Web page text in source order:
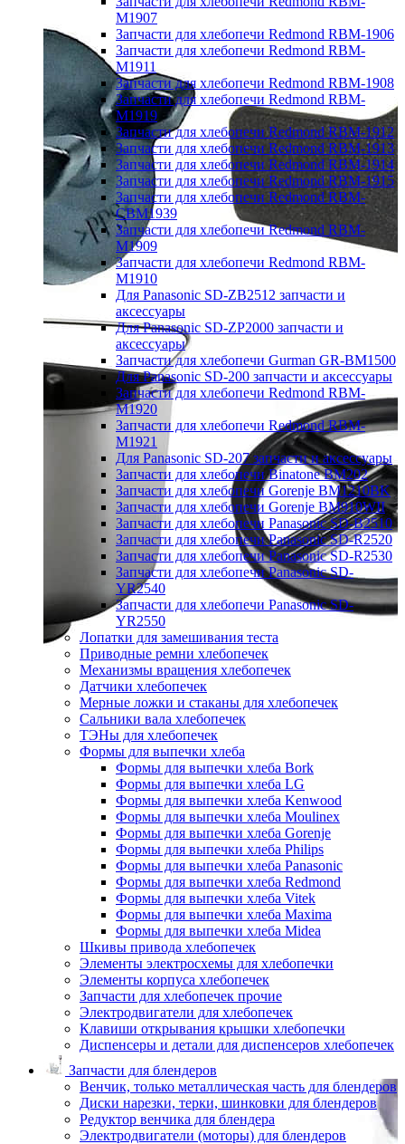
M1907
Запчасти для хлебопечи Redmond RBM-1906
Запчасти для хлебопечи Redmond RBM-
M1911
Запчасти для хлебопечи Redmond RBM-1908
Запчасти для хлебопечи Redmond RBM-
M1919
Запчасти для хлебопечи Redmond RBM-1912
Запчасти для хлебопечи Redmond RBM-1913
Запчасти для хлебопечи Redmond RBM-1914
Запчасти для хлебопечи Redmond RBM-1915
Запчасти для хлебопечи Redmond RBM-
CBM1939
Запчасти для хлебопечи Redmond RBM-
M1909
Запчасти для хлебопечи Redmond RBM-
M1910
Для Panasonic SD-ZB2512 запчасти и
аксессуары
Для Panasonic SD-ZP2000 запчасти и
аксессуары
Запчасти для хлебопечи Gurman GR-BM1500
Для Panasonic SD-200 запчасти и аксессуары
Запчасти для хлебопечи Redmond RBM-
M1920
Запчасти для хлебопечи Redmond RBM-
M1921
Для Panasonic SD-207 запчасти и аксессуары
Запчасти для хлебопечи Binatone BM202
Запчасти для хлебопечи Gorenje BM1210BK
Запчасти для хлебопечи Gorenje BM910WII
Запчасти для хлебопечи Panasonic SD-B2510
Запчасти для хлебопечи Panasonic SD-R2520
Запчасти для хлебопечи Panasonic SD-R2530
Запчасти для хлебопечи Panasonic SD-
YR2540
Запчасти для хлебопечи Panasonic SD-
YR2550
Лопатки для замешивания теста
Приводные ремни хлебопечек
Механизмы вращения хлебопечек
Датчики хлебопечек
Мерные ложки и стаканы для хлебопечек
Сальники вала хлебопечек
ТЭНы для хлебопечек
Формы для выпечки хлеба
Формы для выпечки хлеба Bork
Формы для выпечки хлеба LG
Формы для выпечки хлеба Kenwood
Формы для выпечки хлеба Moulinex
Формы для выпечки хлеба Gorenje
Формы для выпечки хлеба Philips
Формы для выпечки хлеба Panasonic
Формы для выпечки хлеба Redmond
Формы для выпечки хлеба Vitek
Формы для выпечки хлеба Maxima
Формы для выпечки хлеба Midea
Шкивы привода хлебопечек
Элементы электросхемы для хлебопечки
Элементы корпуса хлебопечек
Запчасти для хлебопечек прочие
Электродвигатели для хлебопечек
Клавиши открывания крышки хлебопечки
Диспенсеры и детали для диспенсеров хлебопечек
Запчасти для блендеров
Венчик, только металлическая часть для блендеров
Диски нарезки, терки, шинковки для блендеров
Редуктор венчика для блендера
Электродвигатели (моторы) для блендеров